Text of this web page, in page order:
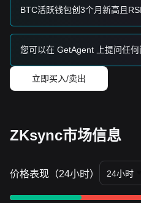
多位分析师的共识是，虽然
波动或盘整，但只要价格维持
BTC活跃钱包创3个月新高且
您可以在 GetAgent 上提问任何
立即买入/卖出
ZKsync市场信息
价格表现（24小时） 24小时